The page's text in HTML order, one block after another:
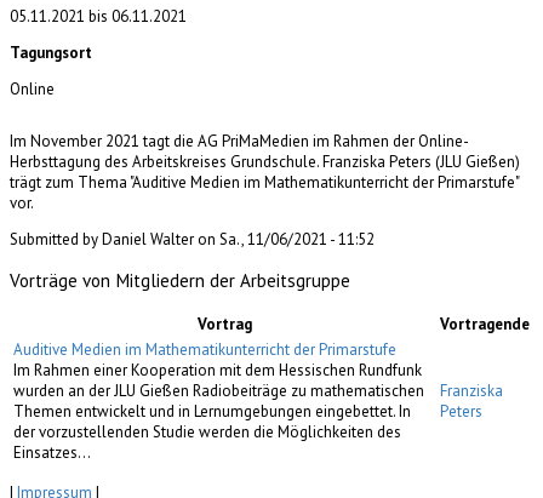
05.11.2021 bis 06.11.2021
Tagungsort
Online
Im November 2021 tagt die AG PriMaMedien im Rahmen der Online-
Herbsttagung des Arbeitskreises Grundschule. Franziska Peters (JLU Gießen)
trägt zum Thema "Auditive Medien im Mathematikunterricht der Primarstufe"
vor.
Submitted by Daniel Walter on Sa., 11/06/2021 - 11:52
Vorträge von Mitgliedern der Arbeitsgruppe
Vortrag
Vortragende
Auditive Medien im Mathematikunterricht der Primarstufe
Im Rahmen einer Kooperation mit dem Hessischen Rundfunk
wurden an der JLU Gießen Radiobeiträge zu mathematischen
Themen entwickelt und in Lernumgebungen eingebettet. In
der vorzustellenden Studie werden die Möglichkeiten des
Einsatzes…
Franziska
Peters
| Impressum |